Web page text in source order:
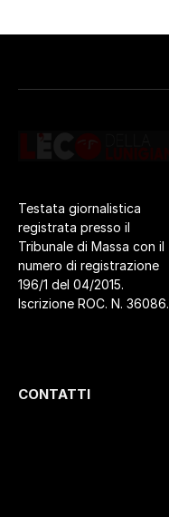
Testata giornalistica
registrata presso il
Tribunale di Massa con il
numero di registrazione
196/1 del 04/2015.
Iscrizione ROC. N. 36086.
CONTATTI